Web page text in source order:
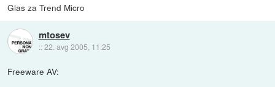
Glas za Trend Micro
mtosev
::22. avg 2005, 11:25
Freeware AV: